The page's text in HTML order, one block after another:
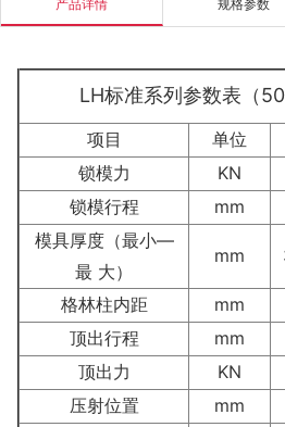
产品详情 规格参数
LH标准系列参数表（
项目 单位
锁模力
KN
锁模行程
mm
模具厚度（最小—
最 大）
mm
格林柱内距 mm
顶出行程
mm
顶出力
KN
压射位置
mm